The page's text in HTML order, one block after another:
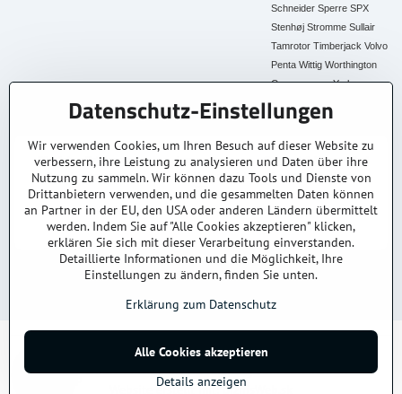
Schneider Sperre SPX
Stenhøj Stromme Sullair
Tamrotor Timberjack Volvo
Penta Wittig Worthington
Creyssensac York
Alle Ersatzteile
30+ Jahre Erfahrung
Branchenexperten
Lagerware
Schneller Versand AT &
DE
Original & Kompatibel
Ersatzteile aller Marken
Faire Preise
Top Preis-Leistung
Fachberatung
Persönlich & kompetent
AGBVersand & LieferungKontakt / Anfrage
© 2026Urheberrecht
Datenschutz-EinstellungenErklärung zum Datenschutz
Website erstellt mit:BiznisWeb.sk
Datenschutz-Einstellungen
Wir verwenden Cookies, um Ihren Besuch auf dieser Website zu
verbessern, ihre Leistung zu analysieren und Daten über ihre
Nutzung zu sammeln. Wir können dazu Tools und Dienste von
Drittanbietern verwenden, und die gesammelten Daten können
an Partner in der EU, den USA oder anderen Ländern übermittelt
werden. Indem Sie auf "Alle Cookies akzeptieren" klicken,
erklären Sie sich mit dieser Verarbeitung einverstanden.
Detaillierte Informationen und die Möglichkeit, Ihre
Einstellungen zu ändern, finden Sie unten.
Erklärung zum Datenschutz
Details anzeigen
Alle Cookies akzeptieren